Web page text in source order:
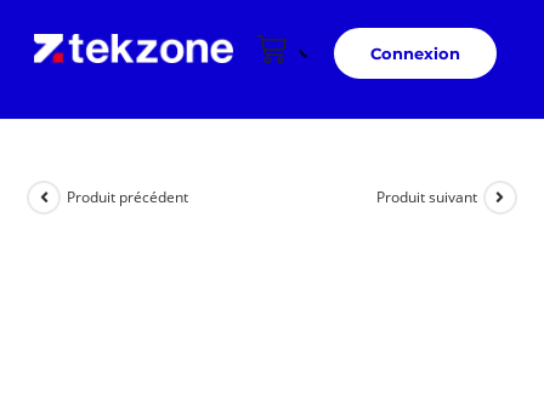
Connexion
Produit précédent Produit suivant